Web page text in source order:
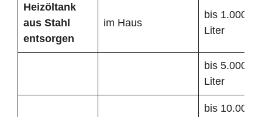
Heizöltank
aus Stahl
entsorgen
im Haus
bis 1.000
Liter
bis 5.000
Liter
bis 10.000